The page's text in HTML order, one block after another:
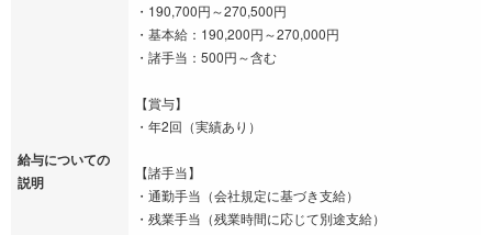
給与についての
説明
・190,700円～270,500円
・基本給：190,200円～270,000円
・諸手当：500円～含む
【賞与】
・年2回（実績あり）
【諸手当】
・通勤手当（会社規定に基づき支給）
・残業手当（残業時間に応じて別途支給）